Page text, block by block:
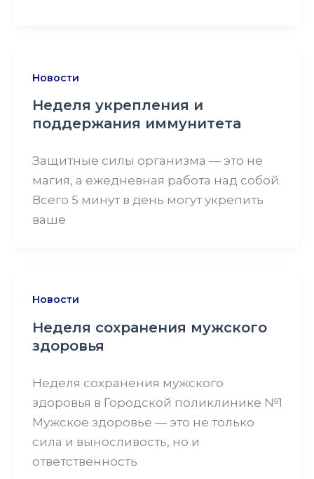
Новости
Неделя укрепления и
поддержания иммунитета
Защитные силы организма — это не
магия, а ежедневная работа над собой.
Всего 5 минут в день могут укрепить
ваше
Новости
Неделя сохранения мужского
здоровья
Неделя сохранения мужского
здоровья в Городской поликлинике №1
Мужское здоровье — это не только
сила и выносливость, но и
ответственность